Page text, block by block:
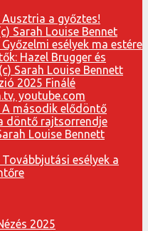
a győztes!
esélyek ma estére
2025 Finálé
A második elődöntő
döntő rajtsorrendje
esélyek a
2025